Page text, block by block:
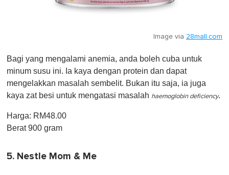
Image via 28mall.com
Bagi yang mengalami anemia, anda boleh cuba untuk
minum susu ini. Ia kaya dengan protein dan dapat
mengelakkan masalah sembelit. Bukan itu saja, ia juga
kaya zat besi untuk mengatasi masalah haemoglobin deficiency.
Harga: RM48.00
Berat 900 gram
5. Nestle Mom & Me